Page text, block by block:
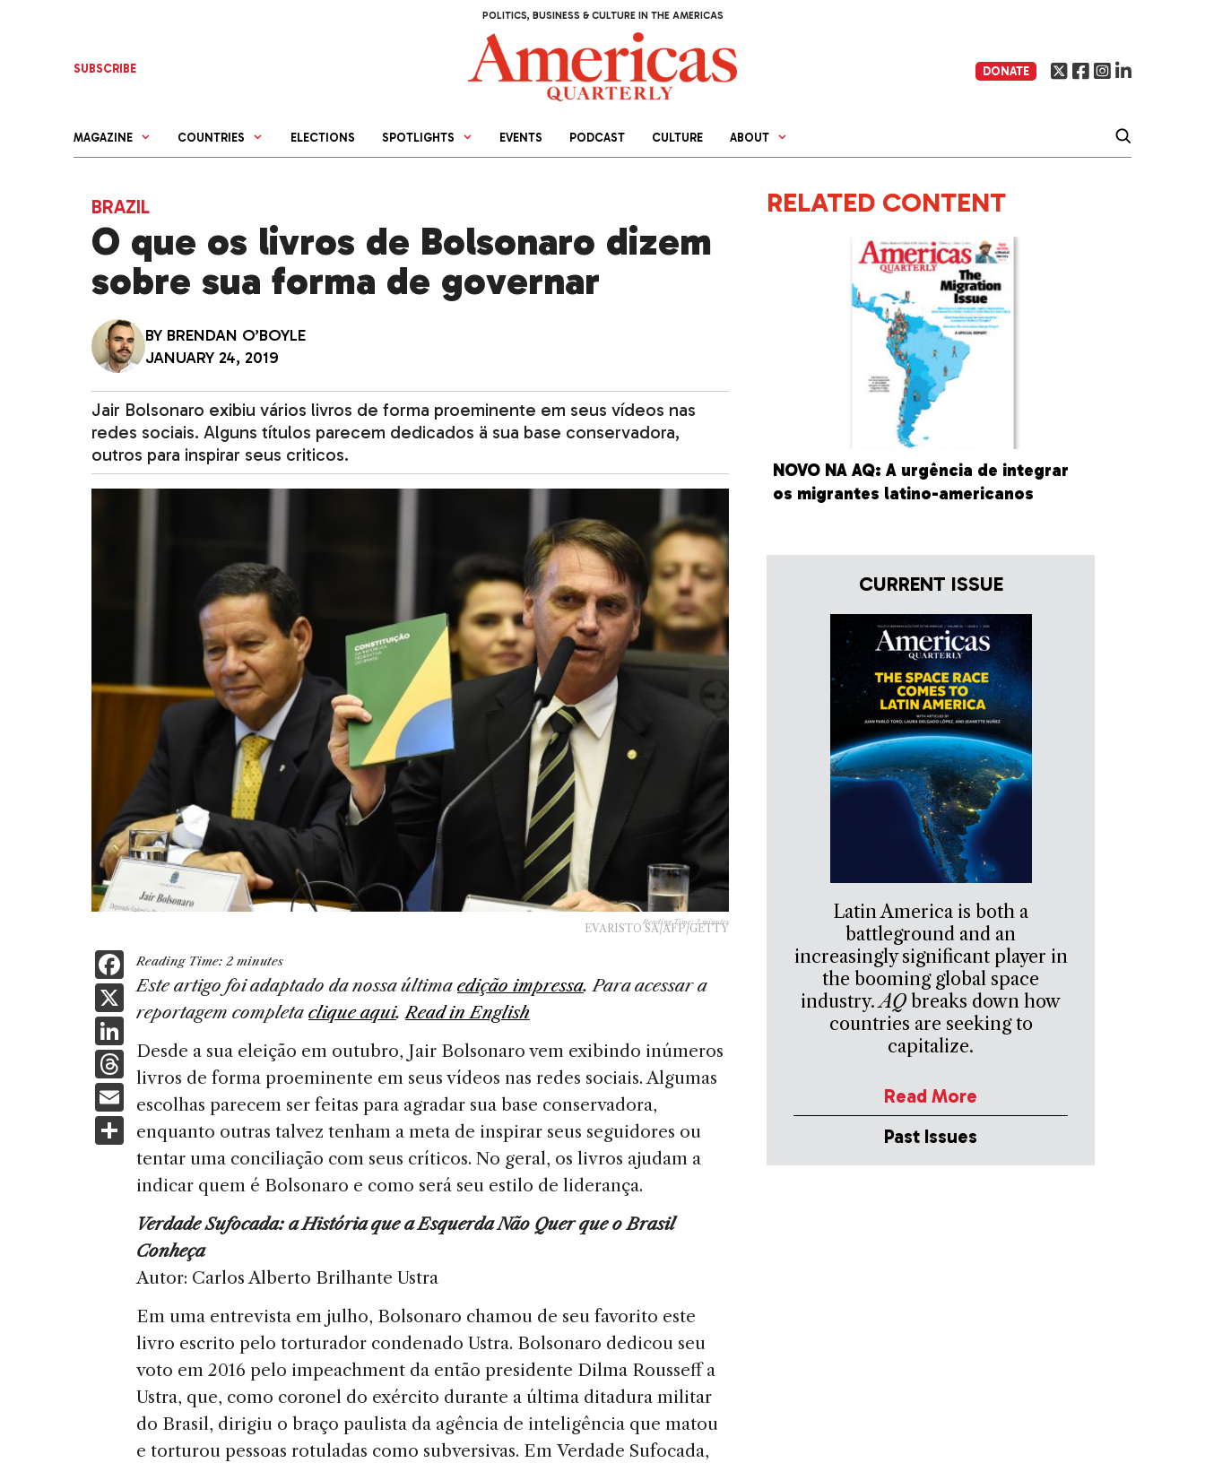
POLITICS, BUSINESS & CULTURE IN THE AMERICAS
SUBSCRIBE DONATE
MAGAZINE COUNTRIES ELECTIONS SPOTLIGHTS EVENTS PODCAST CULTURE ABOUT
BRAZIL
O que os livros de Bolsonaro dizem
sobre sua forma de governar
BY BRENDAN O’BOYLE
JANUARY 24, 2019
Jair Bolsonaro exibiu vários livros de forma proeminente em seus vídeos nas
redes sociais. Alguns títulos parecem dedicados ä sua base conservadora,
outros para inspirar seus criticos.
Reading Time:2 minutes
EVARISTO SA/AFP/GETTY
F
a
c
e
b
o
o
k
X
Li
n
k
e
dI
n
T
h
re
a
d
E
m
ai
S
h
ar
Reading Time: 2 minutes
Este artigo foi adaptado da nossa última edição impressa. Para acessar a
reportagem completa clique aqui.Read in English
Desde a sua eleição em outubro, Jair Bolsonaro vem exibindo inúmeros
livros de forma proeminente em seus vídeos nas redes sociais. Algumas
escolhas parecem ser feitas para agradar sua base conservadora,
enquanto outras talvez tenham a meta de inspirar seus seguidores ou
tentar uma conciliação com seus críticos. No geral, os livros ajudam a
indicar quem é Bolsonaro e como será seu estilo de liderança.
Verdade Sufocada: a História que a Esquerda Não Quer que o Brasil
Conheça
Autor: Carlos Alberto Brilhante Ustra
Em uma entrevista em julho, Bolsonaro chamou de seu favorito este
livro escrito pelo torturador condenado Ustra. Bolsonaro dedicou seu
voto em 2016 pelo impeachment da então presidente Dilma Rousseff a
Ustra, que, como coronel do exército durante a última ditadura militar
do Brasil, dirigiu o braço paulista da agência de inteligência que matou
e torturou pessoas rotuladas como subversivas. Em Verdade Sufocada,
RELATED CONTENT
NOVO NA AQ: A urgência de integrar
os migrantes latino-americanos
CURRENT ISSUE
Latin America is both a
battleground and an
increasingly significant player in
the booming global space
industry.AQ breaks down how
countries are seeking to
capitalize.
Read More
Past Issues